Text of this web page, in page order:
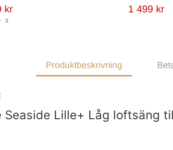
kr
2
1 499 kr
Produktbeskrivning
Seaside Lille+ Låg loftsäng